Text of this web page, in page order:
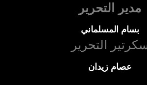
مدير التحرير
بسام المسلماني
التحرير
عصام زيدان